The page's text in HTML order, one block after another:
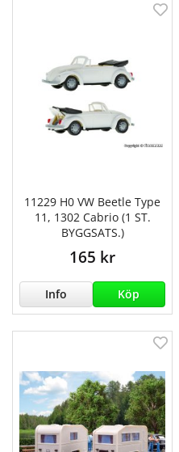
11229 H0 VW Beetle Type
11, 1302 Cabrio (1 ST.
BYGGSATS.)
165 kr
Info Köp